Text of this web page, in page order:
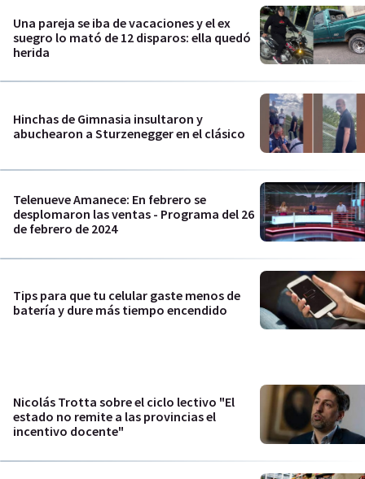
Una pareja se iba de vacaciones y el ex
suegro lo mató de 12 disparos: ella quedó
herida
Hinchas de Gimnasia insultaron y
abuchearon a Sturzenegger en el clásico
Telenueve Amanece: En febrero se
desplomaron las ventas - Programa del 26
de febrero de 2024
Tips para que tu celular gaste menos de
batería y dure más tiempo encendido
Nicolás Trotta sobre el ciclo lectivo "El
estado no remite a las provincias el
incentivo docente"